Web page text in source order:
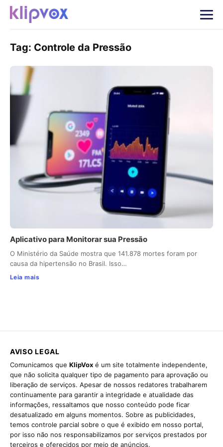
Tag: Controle da Pressão
Aplicativo para Monitorar sua Pressão
O Ministério da Saúde mostra que 141.878 mortes foram por
causa da hipertensão no Brasil. Isso…
Leia mais
AVISO LEGAL
Comunicamos que KlipVox é um site totalmente independente,
que não solicita qualquer tipo de pagamento para aprovação ou
liberação de serviços. Apesar de nossos redatores trabalharem
continuamente para garantir a integridade e atualidade das
informações, ressaltamos que nosso conteúdo pode ficar
desatualizado em alguns momentos. Sobre as publicidades,
temos controle parcial sobre o que é exibido em nosso portal,
por isso não nos responsabilizamos por serviços prestados por
terceiros e oferecidos por meio de anúncios.